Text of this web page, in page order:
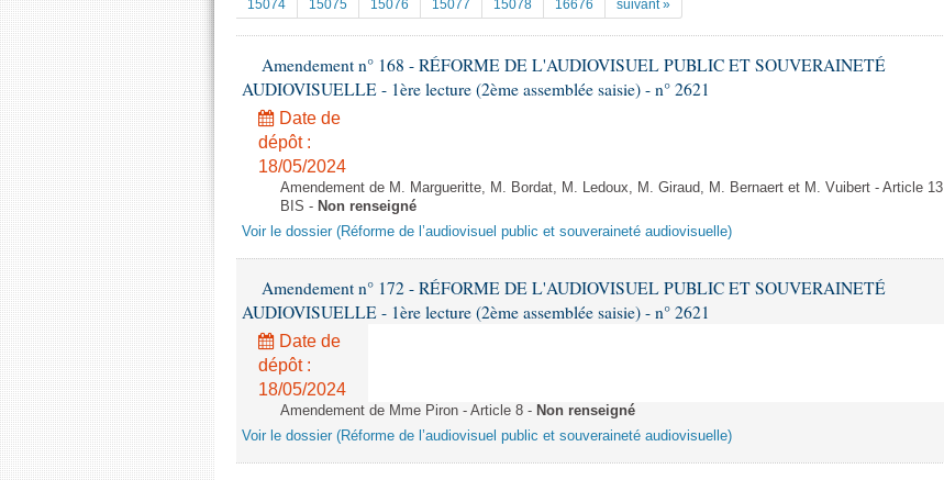
15074
15075 15076 15077 15078 16676 suivant »
Amendement n° 168 - RÉFORME DE L'AUDIOVISUEL PUBLIC ET SOUVERAINETÉ
AUDIOVISUELLE - 1ère lecture (2ème assemblée saisie) - n° 2621
Date de
dépôt :
18/05/2024
Amendement de M. Margueritte, M. Bordat, M. Ledoux, M. Giraud, M. Bernaert et M. Vuibert - Article 13
BIS - Non renseigné
Voir le dossier (Réforme de l’audiovisuel public et souveraineté audiovisuelle)
Amendement n° 172 - RÉFORME DE L'AUDIOVISUEL PUBLIC ET SOUVERAINETÉ
AUDIOVISUELLE - 1ère lecture (2ème assemblée saisie) - n° 2621
Date de
dépôt :
18/05/2024
Amendement de Mme Piron - Article 8 - Non renseigné
Voir le dossier (Réforme de l’audiovisuel public et souveraineté audiovisuelle)